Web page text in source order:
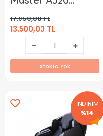
Masaj Koltuğu
Kiralama ( Aylık )
17.950,00 TL
13.500,00 TL
Stokta Yok
İNDİRİM
%14